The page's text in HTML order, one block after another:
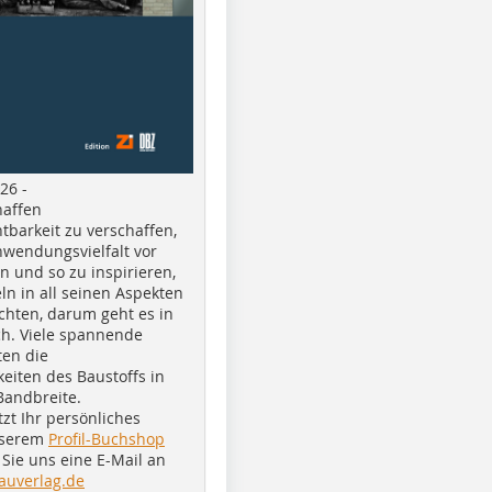
-
zu verschaffen,
vor
und so zu inspirieren,
in all seinen Aspekten
darum geht es in
Viele spannende
die
des Baustoffs in
Ihr persönliches
Profil-Buchshop
uns eine E-Mail an